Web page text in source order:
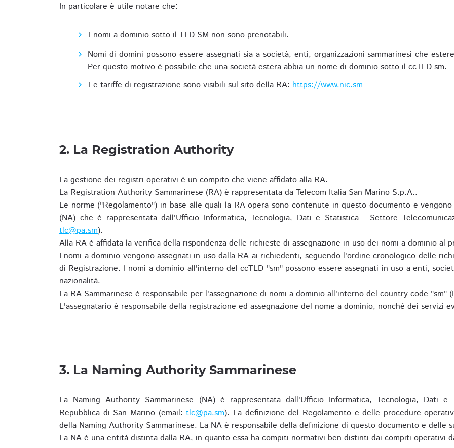
In particolare è utile notare che:
I nomi a dominio sotto il TLD SM non sono prenotabili.
Nomi di domini possono essere assegnati sia a società, enti, organizzazioni sammarinesi che
Per questo motivo è possibile che una società estera abbia un nome di dominio sotto il ccTLD sm.
Le tariffe di registrazione sono visibili sul sito della RA: https://www.nic.sm
2. La Registration Authority
La gestione dei registri operativi è un compito che viene affidato alla RA.
La Registration Authority Sammarinese (RA) è rappresentata da Telecom Italia San Marino S.p.A..
Le norme ("Regolamento") in base alle quali la RA opera sono contenute in questo documento e
(NA) che è rappresentata dall'Ufficio Informatica, Tecnologia, Dati e Statistica - Settore
tlc@pa.sm).
Alla RA è affidata la verifica della rispondenza delle richieste di assegnazione in uso dei nomi a dominio al
I nomi a dominio vengono assegnati in uso dalla RA ai richiedenti, seguendo l'ordine cronologico delle
di Registrazione. I nomi a dominio all'interno del ccTLD "sm" possono essere assegnati in uso a enti,
nazionalità.
La RA Sammarinese è responsabile per l'assegnazione di nomi a dominio all'interno del country code "sm"
L'assegnatario è responsabile della registrazione ed assegnazione del nome a dominio, nonché dei servizi
3. La Naming Authority Sammarinese
La Naming Authority Sammarinese (NA) è rappresentata dall'Ufficio Informatica, Tecnologia, Dati
Repubblica di San Marino (email:tlc@pa.sm). La definizione del Regolamento e delle procedure
della Naming Authority Sammarinese. La NA è responsabile della definizione di questo documento e delle
La NA è una entità distinta dalla RA, in quanto essa ha compiti normativi ben distinti dai compiti operativi